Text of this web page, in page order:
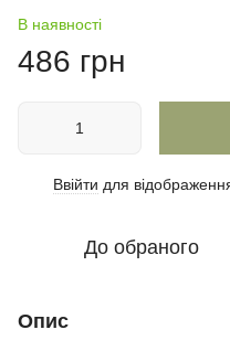
В наявності
486 грн
Ввійти для
До обраного
Опис